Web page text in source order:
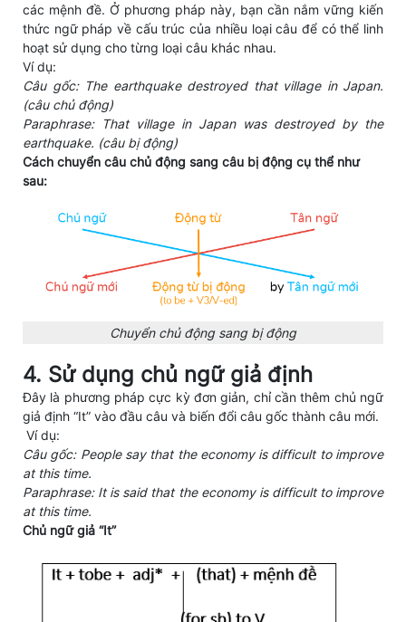
các mệnh đề. Ở phương pháp này, bạn cần nắm vững kiến
thức ngữ pháp về cấu trúc của nhiều loại câu để có thể linh
hoạt sử dụng cho từng loại câu khác nhau.
Ví dụ:
Câu gốc: The earthquake destroyed that village in Japan.
(câu chủ động)
Paraphrase: That village in Japan was destroyed by the
earthquake. (câu bị động)
Cách chuyển câu chủ động sang câu bị động cụ thể như
sau:
Chuyển chủ động sang bị động
4. Sử dụng chủ ngữ giả định
Đây là phương pháp cực kỳ đơn giản, chỉ cần thêm chủ ngữ
giả định “It” vào đầu câu và biến đổi câu gốc thành câu mới.
Ví dụ:
Câu gốc: People say that the economy is difficult to improve
at this time.
Paraphrase: It is said that the economy is difficult to improve
at this time.
Chủ ngữ giả “It”